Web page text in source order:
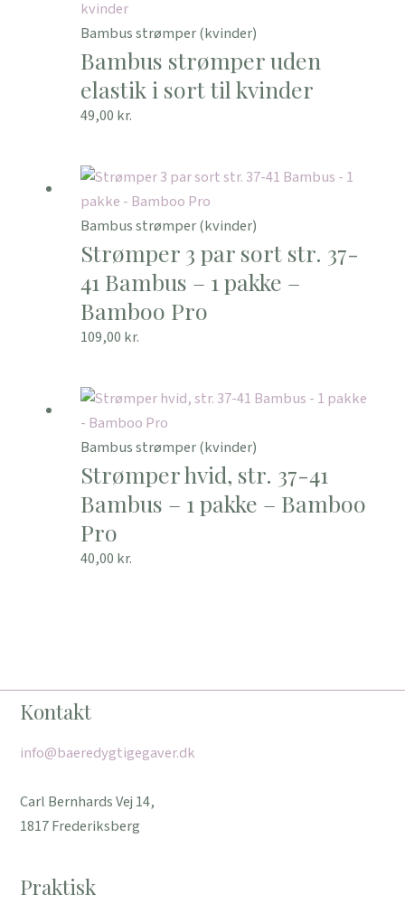
Bambus strømper (kvinder)
Bambus strømper uden
elastik i sort til kvinder
49,00 kr.
Bambus strømper (kvinder)
Strømper 3 par sort str. 37-
41 Bambus – 1 pakke –
Bamboo Pro
109,00 kr.
Bambus strømper (kvinder)
Strømper hvid, str. 37-41
Bambus – 1 pakke – Bamboo
Pro
40,00 kr.
Kontakt
info@baeredygtigegaver.dk
Carl Bernhards Vej 14,
1817 Frederiksberg
Praktisk